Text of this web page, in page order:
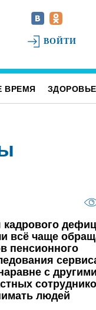
ВОЙТИ
ВРЕМЯ ЗДОРОВЬЕ
всё чаще
пенсионного
с другими
людей